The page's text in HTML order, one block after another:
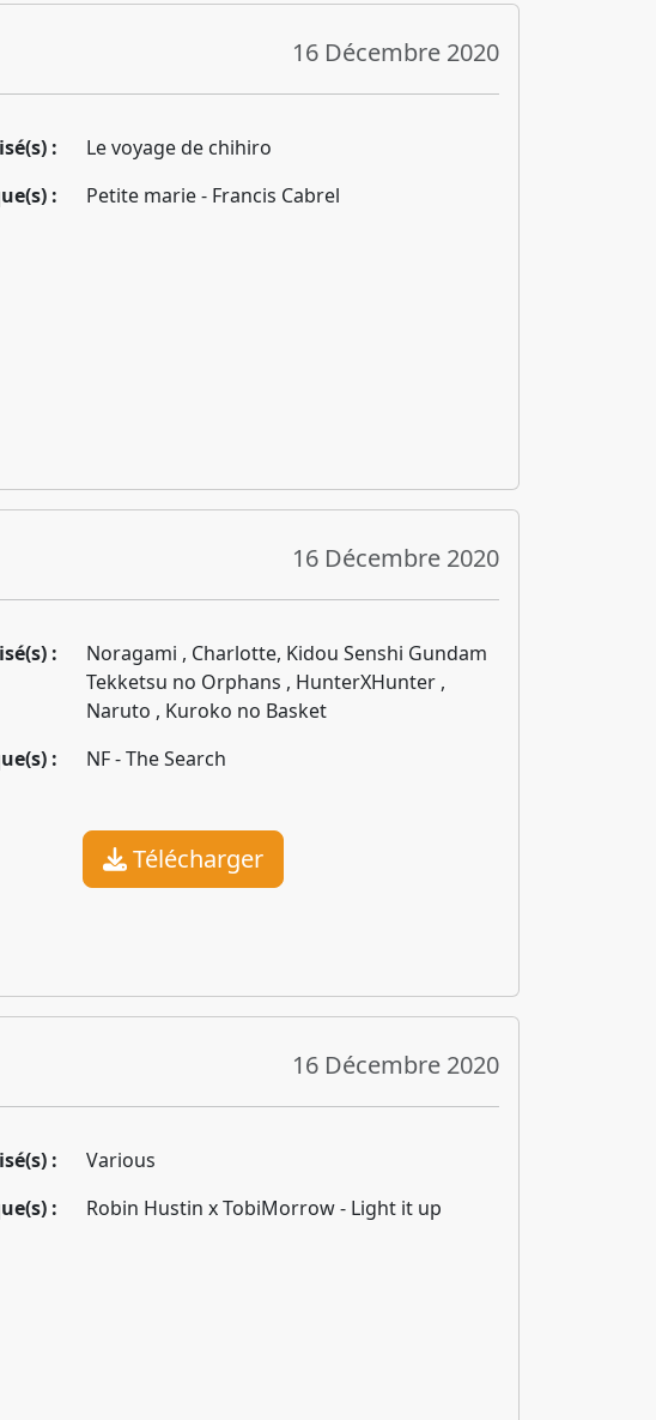
16 Décembre 2020
:
Le voyage de chihiro
:
Petite marie - Francis Cabrel
16 Décembre 2020
:
Noragami , Charlotte, Kidou Senshi Gundam
Tekketsu no Orphans , HunterXHunter ,
Naruto , Kuroko no Basket
:
NF - The Search
Télécharger
16 Décembre 2020
:
Various
:
Robin Hustin x TobiMorrow - Light it up